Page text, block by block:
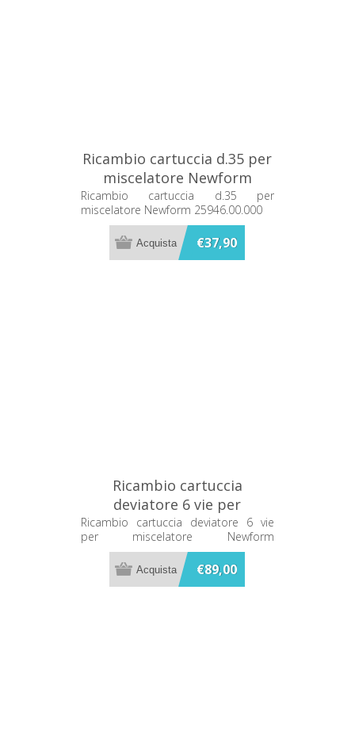
Ricambio cartuccia d.35 per
miscelatore Newform
25946.00.000
Ricambio cartuccia d.35 per
miscelatore Newform 25946.00.000
€37,90
Ricambio cartuccia
deviatore 6 vie per
miscelatore Newform
25917.00.000
Ricambio cartuccia deviatore 6 vie
per miscelatore Newform
25917.00.000
€89,00